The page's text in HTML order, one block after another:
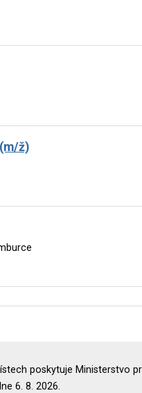
ž)
poskytuje Ministerstvo
6. 8. 2026.